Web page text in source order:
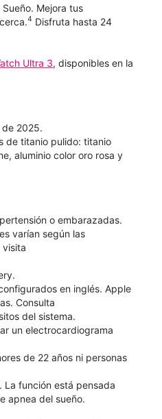
Mejora tus
4 Disfruta hasta 24
Ultra 3, disponibles en la
de 2025.
de titanio pulido: titanio
aluminio color oro rosa y
o embarazadas.
varían según las
visita
en inglés. Apple
Consulta
del sistema.
un electrocardiograma
de 22 años ni personas
La función está pensada
apnea del sueño.